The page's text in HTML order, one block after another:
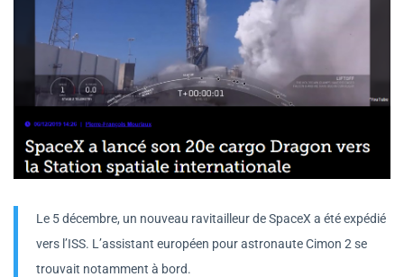
Le 5 décembre, un nouveau ravitailleur de SpaceX a été expédié
vers l’ISS. L’assistant européen pour astronaute Cimon 2 se
trouvait notamment à bord.